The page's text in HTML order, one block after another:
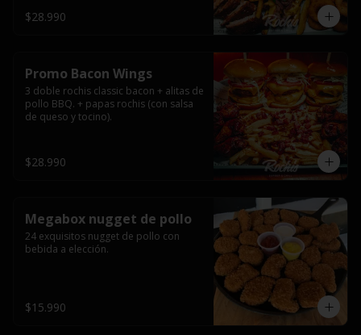
$28.990
Promo Bacon Wings
3 doble rochis classic bacon + alitas de
pollo BBQ. + papas rochis (con salsa
de queso y tocino).
$28.990
Megabox nugget de pollo
24 exquisitos nugget de pollo con
bebida a elección.
$15.990